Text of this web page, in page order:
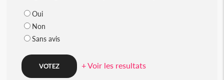
Oui
Non
Sans avis
+ Voir les resultats